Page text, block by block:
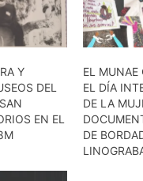
Y
DEL
EN EL
EL MUNAE
EL DÍA
DE LA
DE